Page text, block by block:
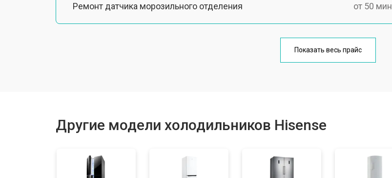
Ремонт датчика морозильного отделения от 50 мин
от 80 мин
Замена платы управления (мат.платы, мейн платы)
Показать весь прайс
Другие модели холодильников Hisense